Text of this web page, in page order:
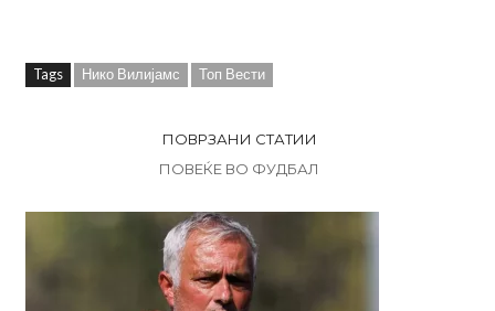
Tags Нико Вилијамс Топ Вести
ПОВРЗАНИ СТАТИИ
ПОВЕЌЕ ВО ФУДБАЛ